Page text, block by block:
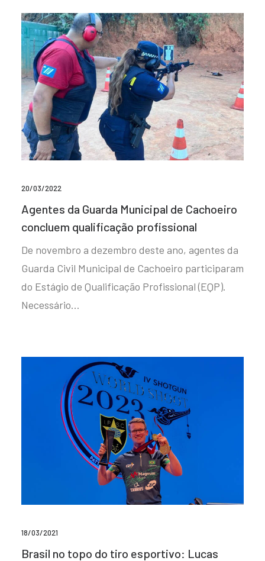
20/03/2022
Agentes da Guarda Municipal de Cachoeiro
concluem qualificação profissional
De novembro a dezembro deste ano, agentes da
Guarda Civil Municipal de Cachoeiro participaram
do Estágio de Qualificação Profissional (EQP).
Necessário…
18/03/2021
Brasil no topo do tiro esportivo: Lucas